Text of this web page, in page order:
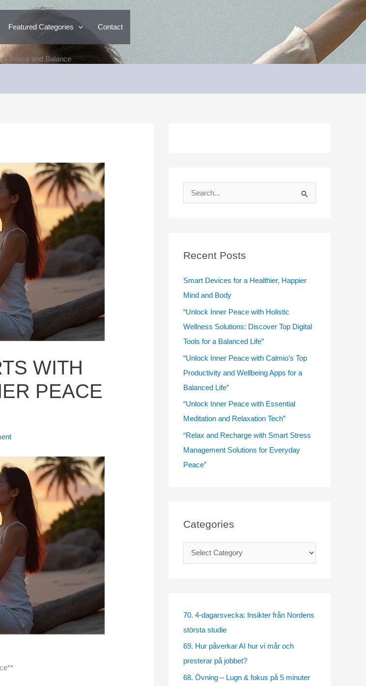
Featured Categories Contact
Peace and Balance
WITH
PEACE
e
f
o
Recent Posts
Smart Devices for a Healthier, Happier
Mind and Body
“Unlock Inner Peace with Holistic
Wellness Solutions: Discover Top Digital
Tools for a Balanced Life”
“Unlock Inner Peace with Calmio’s Top
Productivity and Wellbeing Apps for a
Balanced Life”
“Unlock Inner Peace with Essential
Meditation and Relaxation Tech”
“Relax and Recharge with Smart Stress
Management Solutions for Everyday
Peace”
Categories
a
e
s
70. 4-dagarsvecka: Insikter från Nordens
största studie
69. Hur påverkar AI hur vi mår och
presterar på jobbet?
68. Övning – Lugn & fokus på 5 minuter